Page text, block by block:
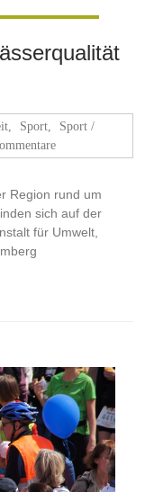
Sport
Sport /
Region rund um
sich auf der
für Umwelt,